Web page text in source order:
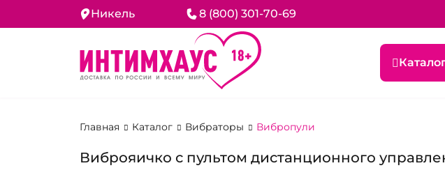
Никель 8 (800) 301-70-69
Главная Каталог Вибраторы Вибропули
Виброяичко с пультом дистанционного